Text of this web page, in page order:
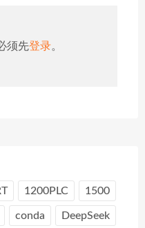
须先登录。
1200PLC 1500
conda DeepSeek